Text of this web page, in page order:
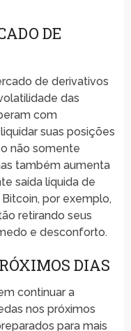
DE
de derivativos
das
com
suas posições
não somente
também aumenta
saída líquida de
por exemplo,
retirando seus
e desconforto.
DIAS
continuar a
nos próximos
para mais